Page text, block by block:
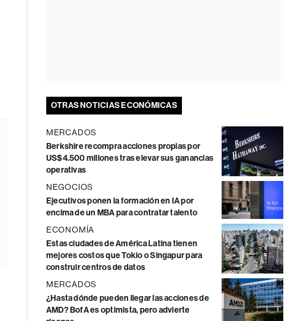
OTRAS NOTICIAS ECONÓMICAS
MERCADOS
Berkshire recompra acciones propias por
US$4.500 millones tras elevar sus ganancias
operativas
NEGOCIOS
Ejecutivos ponen la formación en IA por
encima de un MBA para contratar talento
ECONOMÍA
Estas ciudades de América Latina tienen
mejores costos que Tokio o Singapur para
construir centros de datos
MERCADOS
¿Hasta dónde pueden llegar las acciones de
AMD? BofA es optimista, pero advierte